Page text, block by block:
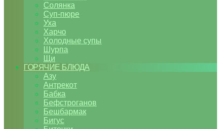
Солянка
Суп-пюре
Уха
Харчо
Холодные супы
Шурпа
Щи
ГОРЯЧИЕ БЛЮДА
Азу
Антрекот
Бабка
Бефстроганов
Бешбармак
Бигус